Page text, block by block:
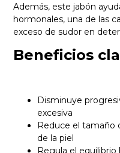
Además, este jabón
hormonales, una de las
exceso de sudor en
Beneficios
Disminuye
excesiva
Reduce el tamaño
de la piel
Regula el